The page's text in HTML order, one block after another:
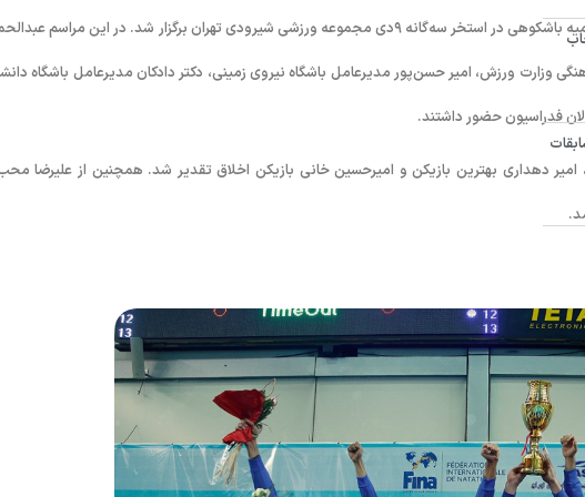
در همین راستا از ساعت ۲۰ جمعه (۱۴ اسفند ۱۳۹۴) مراسم اختتامیه باشکوهی در استخر سه‌گانه ٩دی مجموعه ورزشی شیرودی تهران برگزار شد. در این مراسم
وزارت ورزش، امیر حسن‌پور مدیرعامل باشگاه نیروی زمینی، دکتر دادکان مدیرعامل باشگاه
فدراسیون حضور داشتند.
امیر دهداری بهترین بازیکن و امیرحسین خانی بازیکن اخلاق تقدیر شد. همچنین از علیرضا
مسابقات